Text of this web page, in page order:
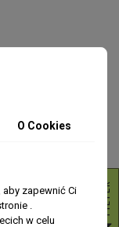
O Cookies
zapewnić Ci
.
w celu
R